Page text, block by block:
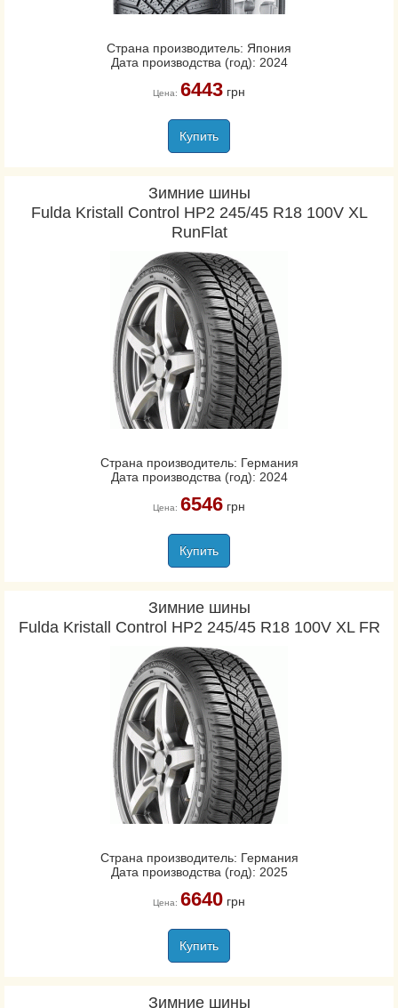
Страна производитель: Япония
Дата производства (год): 2024
Цена: 6443грн
Купить
Зимние шины
Fulda Kristall Control HP2 245/45 R18 100V XL
RunFlat
Страна производитель: Германия
Дата производства (год): 2024
Цена: 6546грн
Купить
Зимние шины
Fulda Kristall Control HP2 245/45 R18 100V XL FR
Страна производитель: Германия
Дата производства (год): 2025
Цена: 6640грн
Купить
Зимние шины